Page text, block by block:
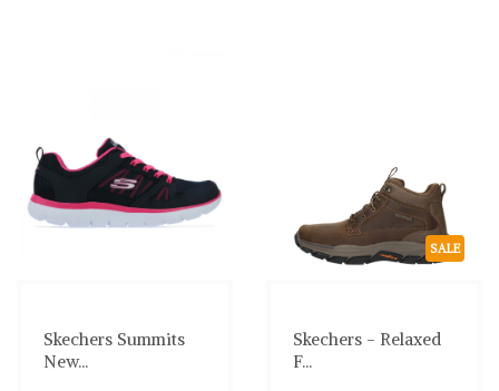
Skechers Summits
New...
SALE
Skechers - Relaxed
F...